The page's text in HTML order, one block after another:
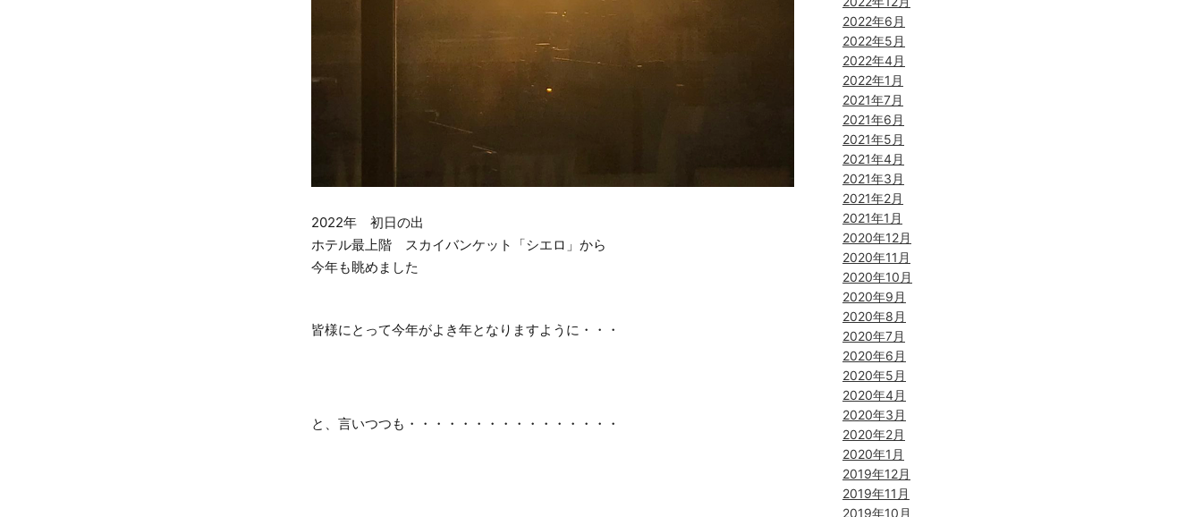
2022年 初日の出
ホテル最上階 スカイバンケット「シエロ」から
今年も眺めました
皆様にとって今年がよき年となりますように・・・
と、言いつつも・・・・・・・・・・・・・・・・
2022年6月
2022年5月
2022年4月
2022年1月
2021年7月
2021年6月
2021年5月
2021年4月
2021年3月
2021年2月
2021年1月
2020年12月
2020年11月
2020年10月
2020年9月
2020年8月
2020年7月
2020年6月
2020年5月
2020年4月
2020年3月
2020年2月
2020年1月
2019年12月
2019年11月
2019年10月